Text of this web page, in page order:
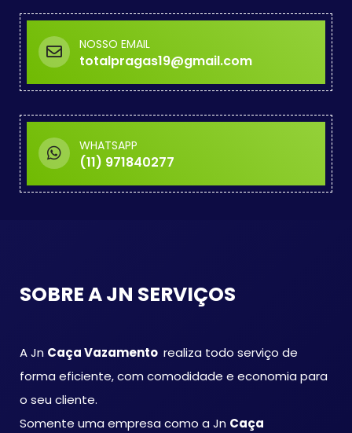
NOSSO EMAIL
totalpragas19@gmail.com
WHATSAPP
(11) 971840277
SOBRE A JN SERVIÇOS
A Jn Caça Vazamento realiza todo serviço de
forma eficiente, com comodidade e economia para
o seu cliente.
Somente uma empresa como a Jn Caça